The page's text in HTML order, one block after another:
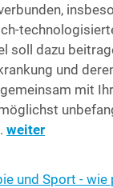
soll dazu
und
mit
wei­ter
und Sport - wie